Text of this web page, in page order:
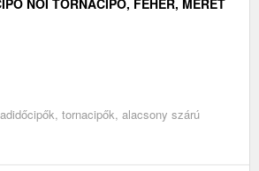
tornacipők, alacsony szárú